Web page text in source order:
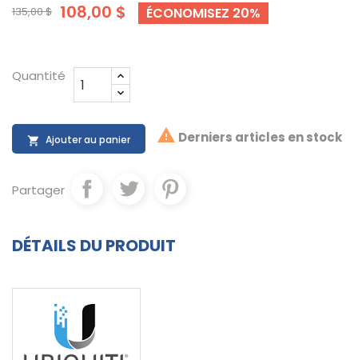
135,00 $ 108,00 $ ÉCONOMISEZ 20%
Quantité
 Ajouter au panier  Derniers articles en stock
Partager
DÉTAILS DU PRODUIT